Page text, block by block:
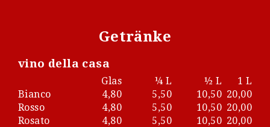
Getränke
vino della casa
Glas ¼ L ½ L
1 L
Bianco
4,80 5,50 10,50 20,00
Rosso
4,80 5,50 10,50 20,00
Rosato
4,80 5,50 10,50 20,00